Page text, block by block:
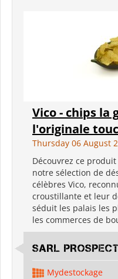
Vico - chips la
l'originale
Thursday 06 August
Découvrez ce
notre sélection de
célèbres Vico,
croustillante et leur
séduit les palais les
les commerces de
SARL
Mydestockage